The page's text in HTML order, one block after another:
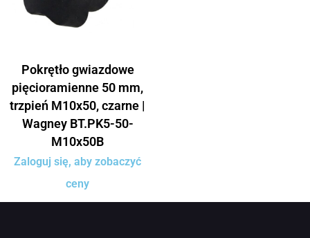
Pokrętło gwiazdowe
pięcioramienne 50 mm,
trzpień M10x50, czarne |
Wagney BT.PK5-50-
M10x50B
Zaloguj się, aby zobaczyć
ceny